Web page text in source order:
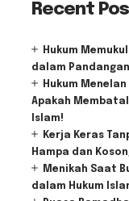
Recent
Hukum
dalam
Hukum
Apakah
Islam!
Kerja Keras
Hampa dan
Menikah Saat
dalam Hukum